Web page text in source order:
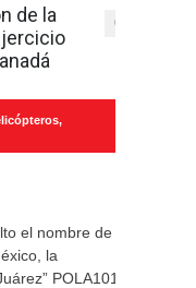
de la
0
,
el nombre de
la
POLA101 y